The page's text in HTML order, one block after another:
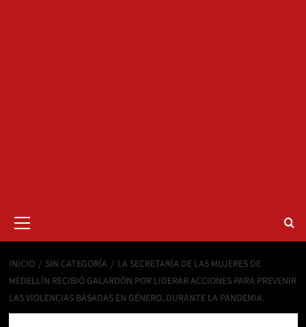
primario
INICIO SIN CATEGORÍA
LA SECRETARÍA DE LAS MUJERES DE
MEDELLÍN RECIBIÓ GALARDÓN POR LIDERAR ACCIONES PARA PREVENIR
LAS VIOLENCIAS BASADAS EN GÉNERO, DURANTE LA PANDEMIA.